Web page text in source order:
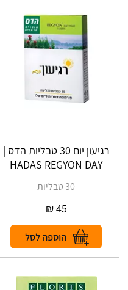
רגיעון יום 30 טבליות הדס |
HADAS REGYON DAY
30 טבליות
45
₪